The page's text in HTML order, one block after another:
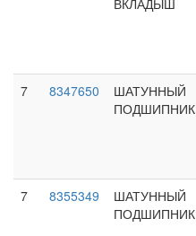
ВКЛАДЫШ
7 8347650
ШАТУННЫЙ
ПОДШИПНИК
7 8355349
ШАТУННЫЙ
ПОДШИПНИК